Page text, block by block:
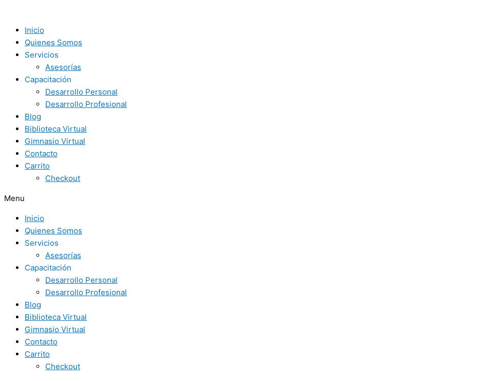
contenido
Inicio
Quienes Somos
Servicios
Asesorías
Capacitación
Desarrollo Personal
Desarrollo Profesional
Blog
Biblioteca Virtual
Gimnasio Virtual
Contacto
Carrito
Checkout
Menu
Inicio
Quienes Somos
Servicios
Asesorías
Capacitación
Desarrollo Personal
Desarrollo Profesional
Blog
Biblioteca Virtual
Gimnasio Virtual
Contacto
Carrito
Checkout
Blogs
quantity